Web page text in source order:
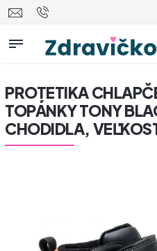
PROTETIKA
TOPÁNKY TONY
CHODIDLA,